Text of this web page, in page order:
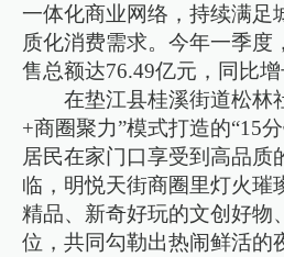
一体化商业网络，持续满足
质化消费需求。今年一季度
售总额达76.49亿元，同比增
在垫江县桂溪街道松林
+商圈聚力”模式打造的“15
居民在家门口享受到高品质
临，明悦天街商圈里灯火璀
精品、新奇好玩的文创好物
位，共同勾勒出热闹鲜活的